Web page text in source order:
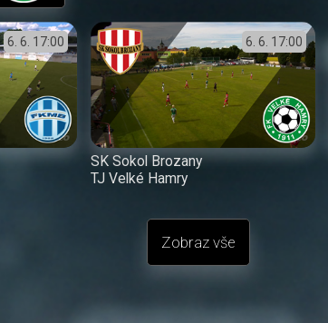
6. 6. 17:00 6. 6. 17:00
SK Sokol Brozany
TJ Velké Hamry
Zobraz vše